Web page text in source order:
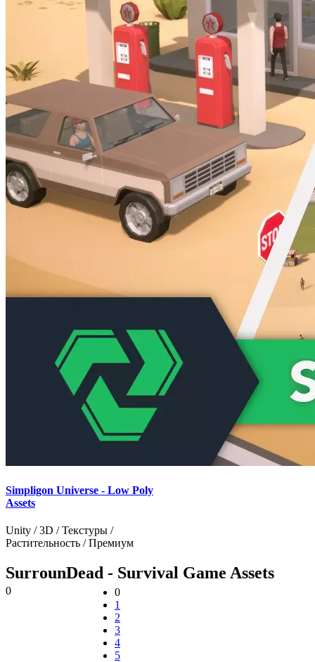
Simpligon Universe - Low Poly
Assets
Unity / 3D / Текстуры /
Растительность / Премиум
SurrounDead - Survival Game Assets
0
0
1
2
3
4
5